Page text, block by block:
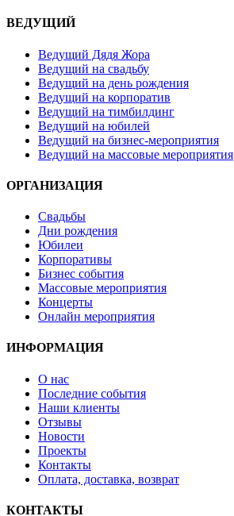
ВЕДУЩИЙ
Ведущий Дядя Жора
Ведущий на свадьбу
Ведущий на день рождения
Ведущий на корпоратив
Ведущий на тимбилдинг
Ведущий на юбилей
Ведущий на бизнес-мероприятия
Ведущий на массовые мероприятия
ОРГАНИЗАЦИЯ
Свадьбы
Дни рождения
Юбилеи
Корпоративы
Бизнес события
Массовые мероприятия
Концерты
Онлайн мероприятия
ИНФОРМАЦИЯ
О нас
Последние события
Наши клиенты
Отзывы
Новости
Проекты
Контакты
Оплата, доставка, возврат
КОНТАКТЫ